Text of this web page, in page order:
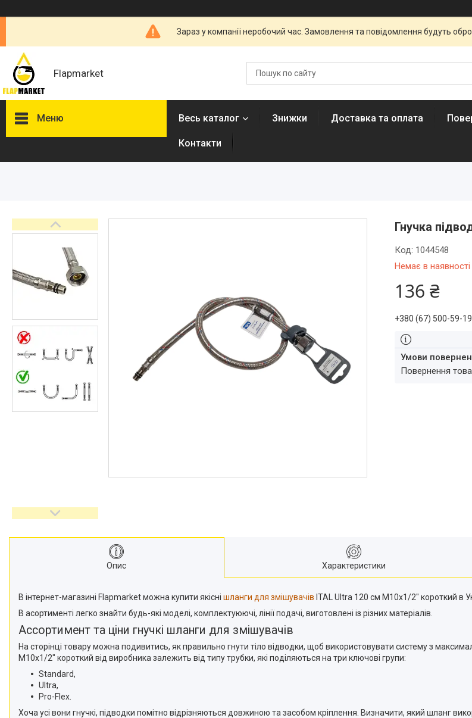
Зараз у компанії неробочий час. Замовлення та повідомлення будуть
Flapmarket
Меню
Душові трапи, дренажні
Аксесуари для ванної
кімнати
Запчастини та комплектуючі
Гнучкі шланги (підведення)
Кухонні мийки
Рушникосушарки
Матеріали для влаштування
теплої підлоги
Запірно-регулююча
Пакувальні сантехнічні
Весь каталог Знижки Доставка та оплата
Контакти
Гнучка
Немає в наявності
Код: 1044548
136 ₴
+380 (67) 500-59-19
повернення
Опис Характеристики
В інтернет-магазині Flapmarket можна купити якісні шланги для змішувачів ITAL Ultra 120 см M10x1/2" короткий в
В асортименті легко знайти будь-які моделі, комплектуюючі, лінії подачі, виготовлені із різних матеріалів.
Ассортимент та ціни гнучкі шланги для змішувачів
На сторінці товару можна подивитись, як правильно гнути тіло відводки, щоб використовувати систему з
M10x1/2" короткий від виробника залежить від типу трубки, які поділяються на три ключові групи:
Standard,
Ultra,
Pro-Flex.
Хоча усі вони гнучкі, підводки помітно відрізняються довжиною та засобом кріплення. Визначити, який шланг